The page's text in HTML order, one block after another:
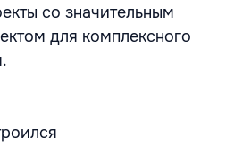
со значительным
для комплексного